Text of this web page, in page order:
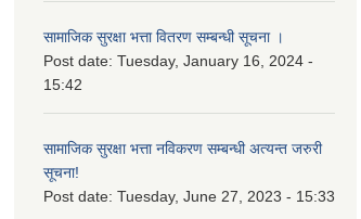
सामाजिक सुरक्षा भत्ता वितरण सम्बन्धी सूचना ।
Post date: Tuesday, January 16, 2024 -
15:42
सामाजिक सुरक्षा भत्ता नविकरण सम्बन्धी अत्यन्त जरुरी
सूचना!
Post date: Tuesday, June 27, 2023 - 15:33